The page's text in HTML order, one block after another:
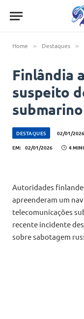
Home » Destaques »
Finlândia
suspeito
DESTAQUES 02/01/2026
EM: 02/01/2026 4
Autoridades
apreenderam um
telecomunicações
recente incidente
sobre sabotagem